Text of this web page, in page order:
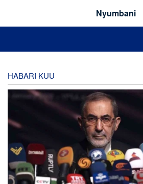
Nyumbani
HABARI KUU